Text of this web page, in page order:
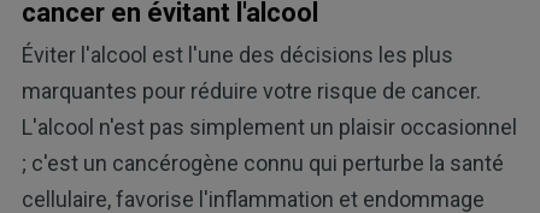
cancer en évitant l'alcool
Éviter l'alcool est l'une des décisions les plus
marquantes pour réduire votre risque de cancer.
L'alcool n'est pas simplement un plaisir occasionnel
; c'est un cancérogène connu qui perturbe la santé
cellulaire, favorise l'inflammation et endommage